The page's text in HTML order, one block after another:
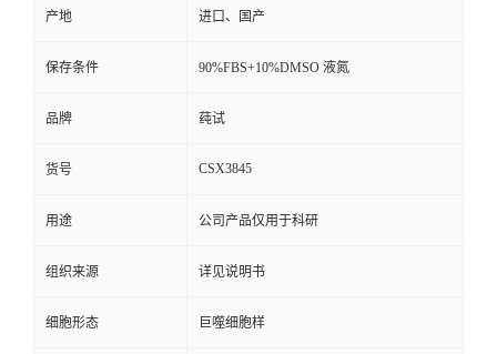
产地 进口、国产
保存条件 90%FBS+10%DMSO 液氮
品牌 莼试
货号 CSX3845
用途 公司产品仅用于科研
组织来源 详见说明书
细胞形态 巨噬细胞样